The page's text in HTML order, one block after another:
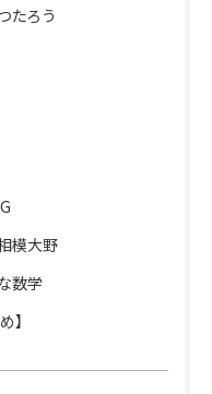
たろう
模大野
数学
】